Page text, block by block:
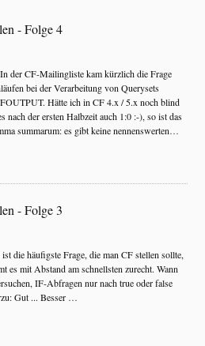
- Folge 4
der CF-Mailingliste kam kürzlich die Frage
bei der Verarbeitung von Querysets
Hätte ich in CF 4.x / 5.x noch blind
nach der ersten Halbzeit auch 1:0 :-), so ist das
summarum: es gibt keine nennenswerten…
- Folge 3
die häufigste Frage, die man CF stellen sollte,
es mit Abstand am schnellsten zurecht. Wann
IF-Abfragen nur nach true oder false
Gut ... Besser …